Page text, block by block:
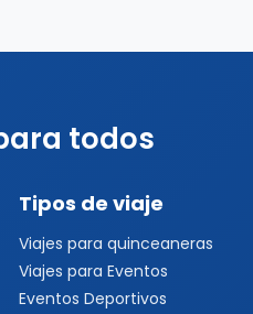
todos
Tipos de viaje
Viajes para quinceaneras
Viajes para Eventos
Eventos Deportivos